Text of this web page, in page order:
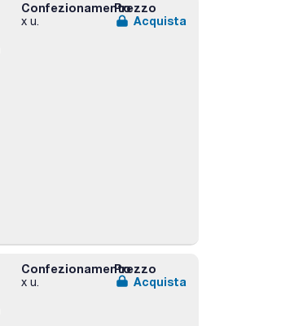
Confezionamento
x u.
Prezzo
Acquista
Confezionamento
x u.
Prezzo
Acquista